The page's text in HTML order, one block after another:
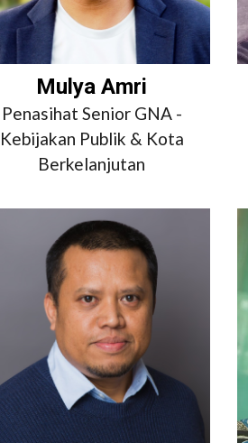
Mulya Amri
Penasihat Senior GNA -
Kebijakan Publik & Kota
Berkelanjutan